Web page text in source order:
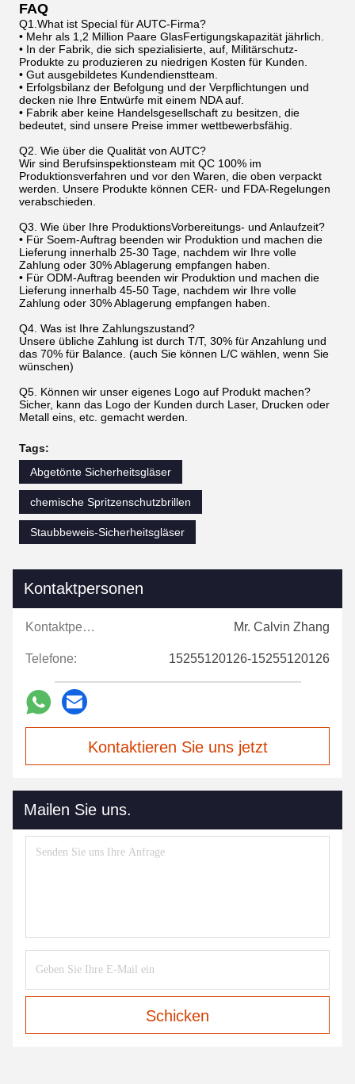
FAQ
Q1.What ist Special für AUTC-Firma?
• Mehr als 1,2 Million Paare GlasFertigungskapazität jährlich.
• In der Fabrik, die sich spezialisierte, auf, Militärschutz-
Produkte zu produzieren zu niedrigen Kosten für Kunden.
• Gut ausgebildetes Kundendienstteam.
• Erfolgsbilanz der Befolgung und der Verpflichtungen und
decken nie Ihre Entwürfe mit einem NDA auf.
• Fabrik aber keine Handelsgesellschaft zu besitzen, die
bedeutet, sind unsere Preise immer wettbewerbsfähig.
Q2. Wie über die Qualität von AUTC?
Wir sind Berufsinspektionsteam mit QC 100% im
Produktionsverfahren und vor den Waren, die oben verpackt
werden. Unsere Produkte können CER- und FDA-Regelungen
verabschieden.
Q3. Wie über Ihre ProduktionsVorbereitungs- und Anlaufzeit?
• Für Soem-Auftrag beenden wir Produktion und machen die
Lieferung innerhalb 25-30 Tage, nachdem wir Ihre volle
Zahlung oder 30% Ablagerung empfangen haben.
• Für ODM-Auftrag beenden wir Produktion und machen die
Lieferung innerhalb 45-50 Tage, nachdem wir Ihre volle
Zahlung oder 30% Ablagerung empfangen haben.
Q4. Was ist Ihre Zahlungszustand?
Unsere übliche Zahlung ist durch T/T, 30% für Anzahlung und
das 70% für Balance. (auch Sie können L/C wählen, wenn Sie
wünschen)
Q5. Können wir unser eigenes Logo auf Produkt machen?
Sicher, kann das Logo der Kunden durch Laser, Drucken oder
Metall eins, etc. gemacht werden.
Tags:
Abgetönte Sicherheitsgläser
chemische Spritzenschutzbrillen
Staubbeweis-Sicherheitsgläser
Kontaktpersonen
Kontaktpersonen: Mr. Calvin Zhang
Telefone: 15255120126-15255120126
Kontaktieren Sie uns jetzt
Mailen Sie uns.
Schicken